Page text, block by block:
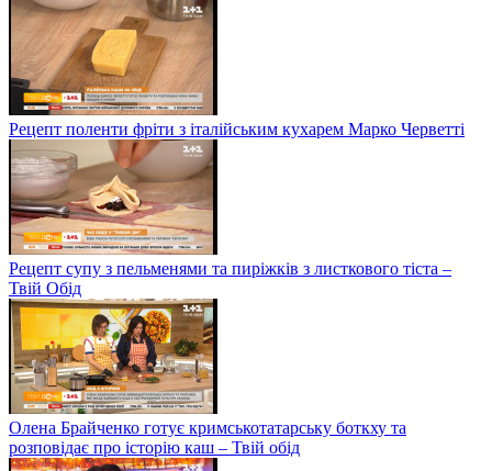
Рецепт поленти фріти з італійським кухарем Марко Черветті
Рецепт супу з пельменями та пиріжків з листкового тіста –
Твій Обід
Олена Брайченко готує кримськотатарську боткху та
розповідає про історію каш – Твій обід